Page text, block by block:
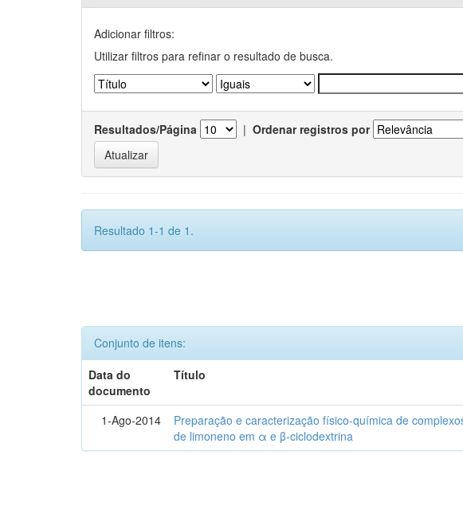
Adicionar filtros:
Utilizar filtros para refinar o resultado de busca.
Resultados/Página | Ordenar registros por
Resultado 1-1 de 1.
Conjunto de itens:
Data do
documento
Título
1-Ago-2014
Preparação e caracterização físico-química de
de limoneno em α e β-ciclodextrina